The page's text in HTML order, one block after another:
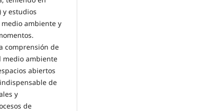
y estudios
ambiente y
comprensión de
medio ambiente
abiertos
de
y
de